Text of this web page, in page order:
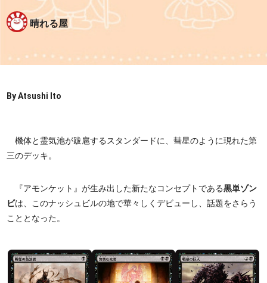
晴れる屋
By Atsushi Ito
機体と霊気池が跋扈するスタンダードに、彗星のように現れた第
三のデッキ。
『アモンケット』が生み出した新たなコンセプトである黒単ゾン
ビは、このナッシュビルの地で華々しくデビューし、話題をさらう
こととなった。